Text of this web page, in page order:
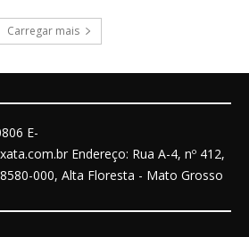
Carregar mais
E-
Endereço: Rua A-4, nº 412,
000, Alta Floresta - Mato Grosso